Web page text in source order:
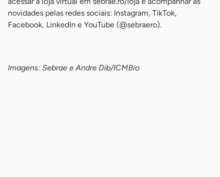
novidades pelas redes sociais: Instagram, TikTok,
Facebook, LinkedIn e YouTube (@sebraero).
Imagens: Sebrae e Andre Dib/ICMBio